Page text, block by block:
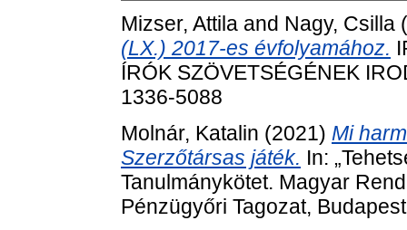
Mizser, Attila and Nagy, Csilla
(LX.) 2017-es évfolyamához.
ÍRÓK SZÖVETSÉGÉNEK
1336-5088
Molnár, Katalin (2021) Mi
Szerzőtársas játék. In:
Tanulmánykötet. Magyar
Pénzügyőri Tagozat,